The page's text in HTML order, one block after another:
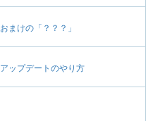
おまけの「？？？」
アップデートのやり方